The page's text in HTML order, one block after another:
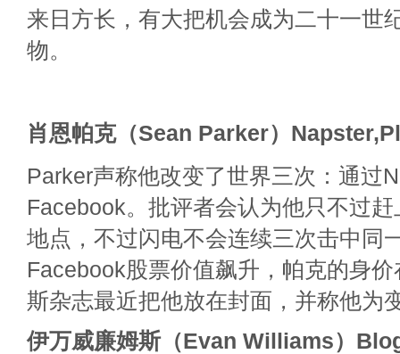
来日方长，有大把机会成为二十一世
物。
肖恩帕克（Sean Parker）
Parker声称他改变了世界三次：通过
Facebook。批评者会认为他只不过
地点，不过闪电不会连续三次击中同
Facebook股票价值飙升，帕克的身
斯杂志最近把他放在封面，并称他为
伊万威廉姆斯（Evan Williams）